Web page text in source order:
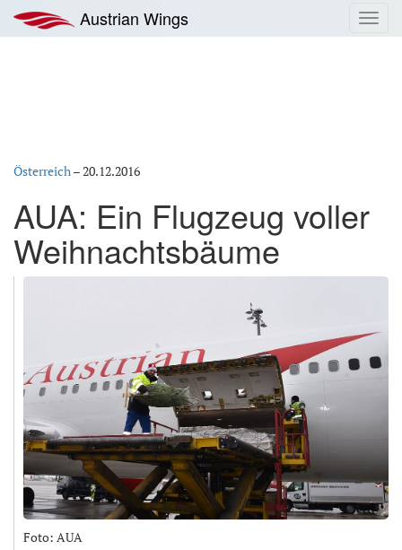
Inhalt
springen
Austrian Wings
Österreich–20.12.2016
AUA: Ein Flugzeug voller
Weihnachtsbäume
Foto: AUA